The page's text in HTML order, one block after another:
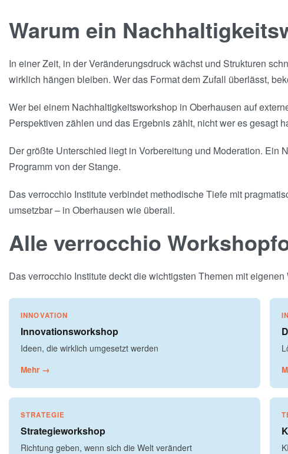
Warum ein
In einer Zeit, in der Veränderungsdruck wächst und Strukturen
wirklich hängen bleiben. Wer das Format dem Zufall überlässt,
Wer bei einem Nachhaltigkeitsworkshop in Oberhausen auf
Perspektiven zählen und das Ergebnis zählt, nicht wer es gesagt
Der größte Unterschied liegt in Vorbereitung und Moderation. Ein
Programm von der Stange.
Das verrocchio Institute verbindet methodische Tiefe mit
umsetzbar – in Oberhausen wie überall.
Alle verrocchio
Das verrocchio Institute deckt die wichtigsten Themen mit
INNOVATION
Innovationsworkshop
Ideen, die wirklich umgesetzt werden
Mehr →
STRATEGIE
Strategieworkshop
Richtung geben, wenn sich die Welt verändert